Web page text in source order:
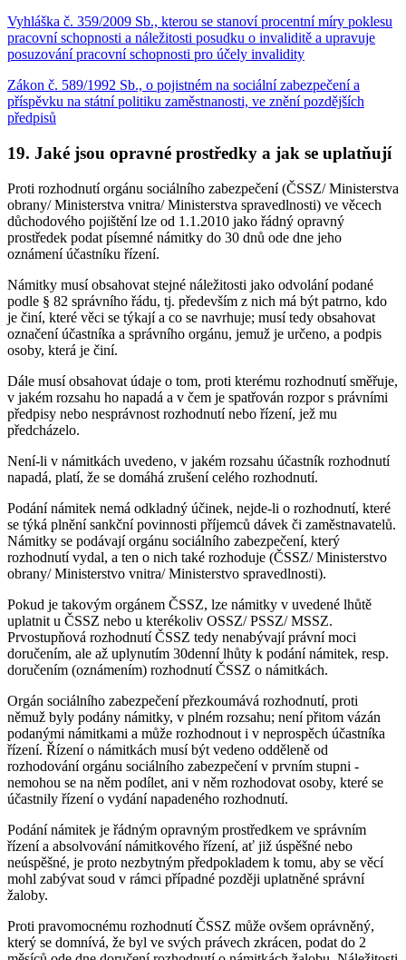
Vyhláška č. 359/2009 Sb., kterou se stanoví procentní míry poklesu
pracovní schopnosti a náležitosti posudku o invaliditě a upravuje
posuzování pracovní schopnosti pro účely invalidity
Zákon č. 589/1992 Sb., o pojistném na sociální zabezpečení a
příspěvku na státní politiku zaměstnanosti, ve znění pozdějších
předpisů
19. Jaké jsou opravné prostředky a jak se uplatňují
Proti rozhodnutí orgánu sociálního zabezpečení (ČSSZ/ Ministerstva
obrany/ Ministerstva vnitra/ Ministerstva spravedlnosti) ve věcech
důchodového pojištění lze od 1.1.2010 jako řádný opravný
prostředek podat písemné námitky do 30 dnů ode dne jeho
oznámení účastníku řízení.
Námitky musí obsahovat stejné náležitosti jako odvolání podané
podle § 82 správního řádu, tj. především z nich má být patrno, kdo
je činí, které věci se týkají a co se navrhuje; musí tedy obsahovat
označení účastníka a správního orgánu, jemuž je určeno, a podpis
osoby, která je činí.
Dále musí obsahovat údaje o tom, proti kterému rozhodnutí směřuje,
v jakém rozsahu ho napadá a v čem je spatřován rozpor s právními
předpisy nebo nesprávnost rozhodnutí nebo řízení, jež mu
předcházelo.
Není-li v námitkách uvedeno, v jakém rozsahu účastník rozhodnutí
napadá, platí, že se domáhá zrušení celého rozhodnutí.
Podání námitek nemá odkladný účinek, nejde-li o rozhodnutí, které
se týká plnění sankční povinnosti příjemců dávek či zaměstnavatelů.
Námitky se podávají orgánu sociálního zabezpečení, který
rozhodnutí vydal, a ten o nich také rozhoduje (ČSSZ/ Ministerstvo
obrany/ Ministerstvo vnitra/ Ministerstvo spravedlnosti).
Pokud je takovým orgánem ČSSZ, lze námitky v uvedené lhůtě
uplatnit u ČSSZ nebo u kterékoliv OSSZ/ PSSZ/ MSSZ.
Prvostupňová rozhodnutí ČSSZ tedy nenabývají právní moci
doručením, ale až uplynutím 30denní lhůty k podání námitek, resp.
doručením (oznámením) rozhodnutí ČSSZ o námitkách.
Orgán sociálního zabezpečení přezkoumává rozhodnutí, proti
němuž byly podány námitky, v plném rozsahu; není přitom vázán
podanými námitkami a může rozhodnout i v neprospěch účastníka
řízení. Řízení o námitkách musí být vedeno odděleně od
rozhodování orgánu sociálního zabezpečení v prvním stupni -
nemohou se na něm podílet, ani v něm rozhodovat osoby, které se
účastnily řízení o vydání napadeného rozhodnutí.
Podání námitek je řádným opravným prostředkem ve správním
řízení a absolvování námitkového řízení, ať již úspěšné nebo
neúspěšné, je proto nezbytným předpokladem k tomu, aby se věcí
mohl zabývat soud v rámci případné později uplatněné správní
žaloby.
Proti pravomocnému rozhodnutí ČSSZ může ovšem oprávněný,
který se domnívá, že byl ve svých právech zkrácen, podat do 2